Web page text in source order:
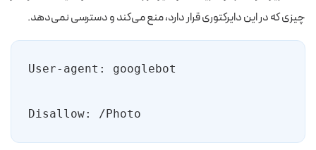
چیزی که در این دایرکتوری قرار دارد، منع می‌کند و دسترسی نمی‌دهد.
Disallow: /Photo